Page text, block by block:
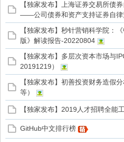
家
【独家发布】上海证券交易所债
——公司债券和资产支持证券自律
【独家发布】秒针营销科学院：
版》解读报告-20220804
【独家发布】多层次资本市场与
20191219）
【独家发布】初善投资财务造假
等）
【独家发布】2019人才招聘全能
GitHub中文排行榜